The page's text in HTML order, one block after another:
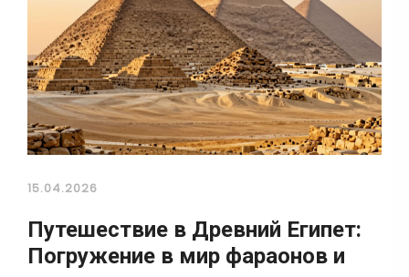
15.04.2026
Путешествие в Древний Египет:
Погружение в мир фараонов и